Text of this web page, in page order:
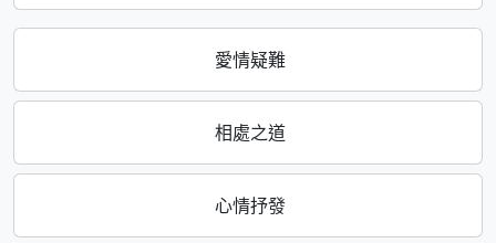
愛情疑難
相處之道
心情抒發